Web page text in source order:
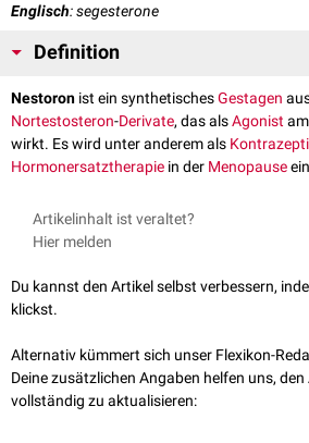
Englisch: segesterone
Definition
Nestoron ist ein synthetischesGestagen
Nortestosteron-Derivate, das alsAgonist am
wirkt. Es wird unter anderem als
Hormonersatztherapie in der Menopause
Artikelinhalt ist veraltet?
Hier melden
Du kannst den Artikel selbst verbessern,
klickst.
Alternativ kümmert sich unser Flexikon-
Deine zusätzlichen Angaben helfen uns,
vollständig zu aktualisieren: